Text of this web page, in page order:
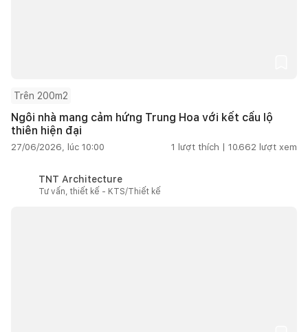
Trên 200m2
Ngôi nhà mang cảm hứng Trung Hoa với kết cấu lộ
thiên hiện đại
27/06/2026, lúc 10:00 1 lượt thích | 10.662 lượt xem
TNT Architecture
Tư vấn, thiết kế - KTS/Thiết kế